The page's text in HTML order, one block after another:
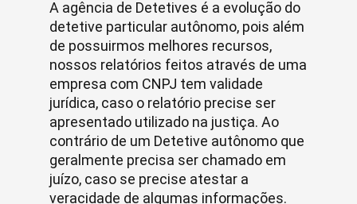
A agência de Detetives é a evolução do
detetive particular autônomo, pois além
de possuirmos melhores recursos,
nossos relatórios feitos através de uma
empresa com CNPJ tem validade
jurídica, caso o relatório precise ser
apresentado utilizado na justiça. Ao
contrário de um Detetive autônomo que
geralmente precisa ser chamado em
juízo, caso se precise atestar a
veracidade de algumas informações.